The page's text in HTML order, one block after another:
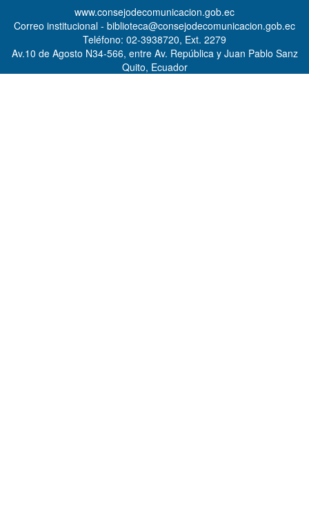
www.consejodecomunicacion.gob.ec
Correo institucional - biblioteca@consejodecomunicacion.gob.ec
Teléfono: 02-3938720, Ext. 2279
Av.10 de Agosto N34-566, entre Av. República y Juan Pablo Sanz
Quito, Ecuador